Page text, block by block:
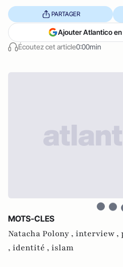
Écoutez cet article0:00min
PARTAGER
Ajouter Atlantico
MOTS-CLES
Natacha Polony , interview ,
, identité , islam